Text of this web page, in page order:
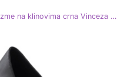
Ženske čizme na klinovima crna Vinceza 26-58557